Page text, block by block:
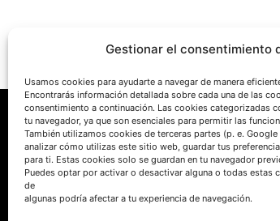
Gestionar el consentimiento
Usamos cookies para ayudarte a navegar de manera
Encontrarás información detallada sobre cada una de las
consentimiento a continuación. Las cookies categorizadas
tu navegador, ya que son esenciales para permitir las
También utilizamos cookies de terceras partes (p. e.
analizar cómo utilizas este sitio web, guardar tus
para ti. Estas cookies solo se guardan en tu navegador
Puedes optar por activar o desactivar alguna o todas estas
de
algunas podría afectar a tu experiencia de navegación.
HABLEMOS